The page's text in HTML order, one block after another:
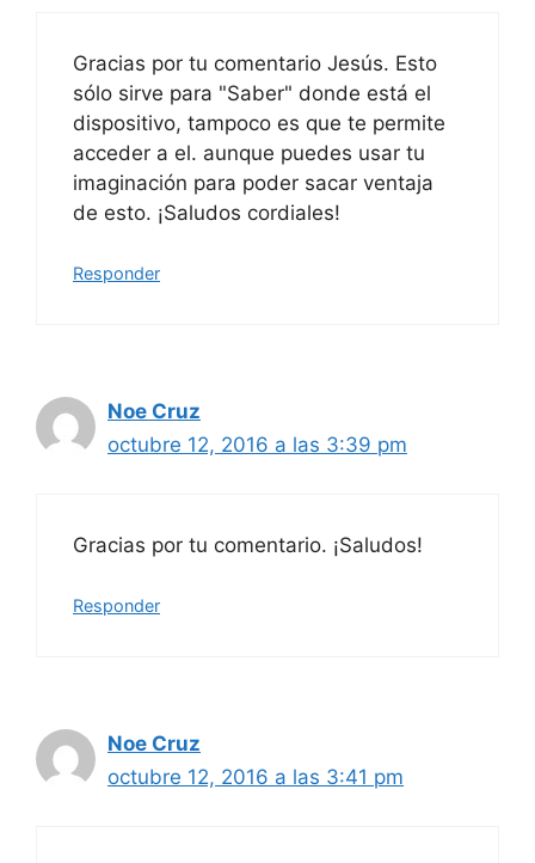
Gracias por tu comentario Jesús. Esto
sólo sirve para "Saber" donde está el
dispositivo, tampoco es que te permite
acceder a el. aunque puedes usar tu
imaginación para poder sacar ventaja
de esto. ¡Saludos cordiales!
Responder
Noe Cruz
octubre 12, 2016 a las 3:39 pm
Gracias por tu comentario. ¡Saludos!
Responder
Noe Cruz
octubre 12, 2016 a las 3:41 pm